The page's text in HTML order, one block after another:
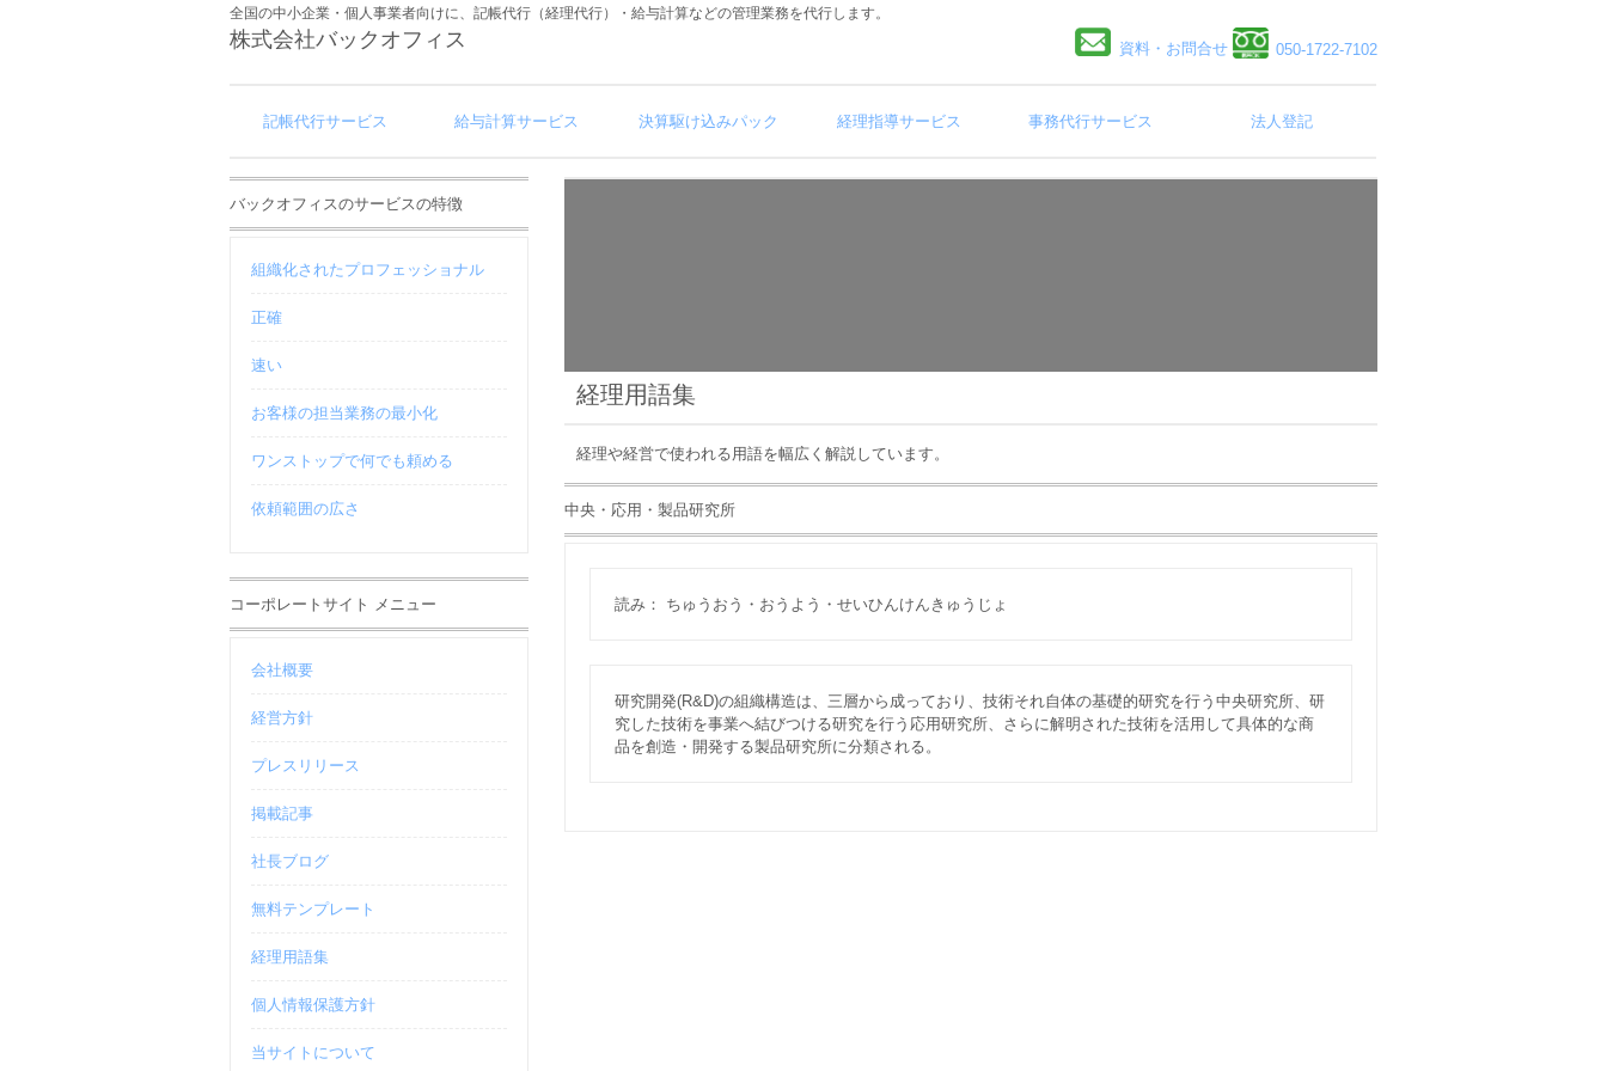
資料・お問合せ 050-1722-7102
全国の中小企業・個人事業者向けに、記帳代行（経理代行）・給与計算などの管理業務を代行します。
株式会社バックオフィス
記帳代行サービス 給与計算サービス 決算駆け込みパック 経理指導サービス 事務代行サービス 法人登記
経理用語集
経理や経営で使われる用語を幅広く解説しています。
中央・応用・製品研究所
読み： ちゅうおう・おうよう・せいひんけんきゅうじょ
研究開発(R&D)の組織構造は、三層から成っており、技術それ自体の基礎的研究を行う中央研究所、研
究した技術を事業へ結びつける研究を行う応用研究所、さらに解明された技術を活用して具体的な商
品を創造・開発する製品研究所に分類される。
バックオフィスのサービスの特徴
組織化されたプロフェッショナル
正確
速い
お客様の担当業務の最小化
ワンストップで何でも頼める
依頼範囲の広さ
コーポレートサイト メニュー
会社概要
経営方針
プレスリリース
掲載記事
社長ブログ
無料テンプレート
経理用語集
個人情報保護方針
当サイトについて